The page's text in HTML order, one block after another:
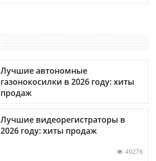
Лучшие автономные
газонокосилки в 2026 году: хиты
продаж
Лучшие видеорегистраторы в
2026 году: хиты продаж
49278